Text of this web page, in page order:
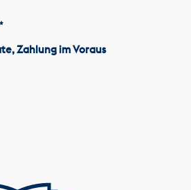
Zahlung im Voraus